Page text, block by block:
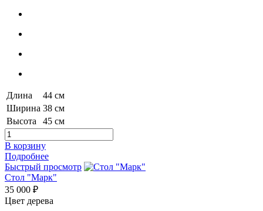
Длина
44 см
Ширина 38 см
Высота
45 см
В корзину
Подробнее
Быстрый просмотр
Стол "Марк"
35 000 ₽
Цвет дерева